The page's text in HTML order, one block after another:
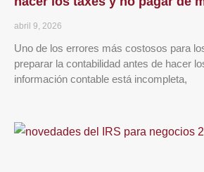
abril 9, 2026
Uno de los errores más costosos para
preparar la contabilidad antes de hacer
información contable está incompleta,